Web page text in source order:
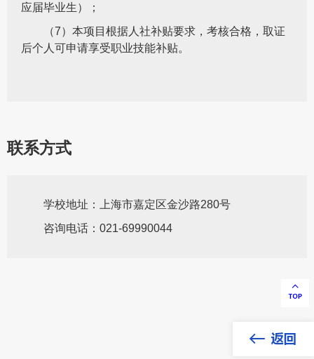
应届毕业生）；
（7）本项目根据人社补贴要求，考核合格，取证
后个人可申请享受职业技能补贴。
联系方式
学校地址：上海市嘉定区金沙路280号
咨询电话：021-69990044